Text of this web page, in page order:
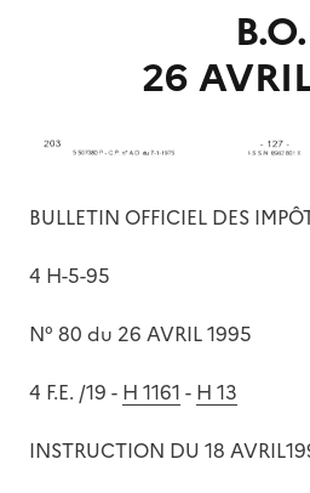
26
BULLETIN OFFICIEL DES
4 H-5-95
N° 80 du 26 AVRIL 1995
4 F.E. /19 - H 1161 - H 13
INSTRUCTION DU 18